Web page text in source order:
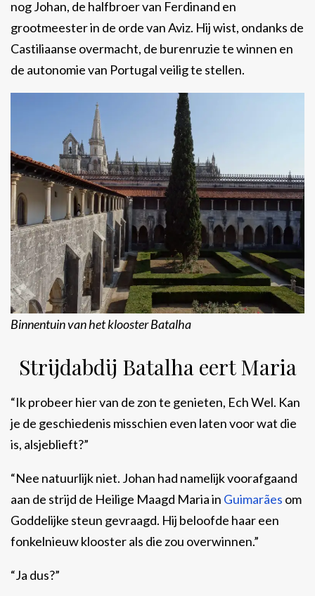
nog Johan, de halfbroer van Ferdinand en
grootmeester in de orde van Aviz. Hij wist, ondanks de
Castiliaanse overmacht, de burenruzie te winnen en
de autonomie van Portugal veilig te stellen.
Binnentuin van het klooster Batalha
Strijdabdij Batalha eert Maria
“Ik probeer hier van de zon te genieten, Ech Wel. Kan
je de geschiedenis misschien even laten voor wat die
is, alsjeblieft?”
“Nee natuurlijk niet. Johan had namelijk voorafgaand
aan de strijd de Heilige Maagd Maria in Guimarães om
Goddelijke steun gevraagd. Hij beloofde haar een
fonkelnieuw klooster als die zou overwinnen.”
“Ja dus?”